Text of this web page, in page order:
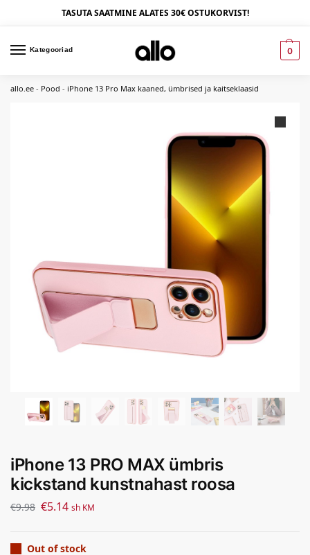
TASUTA SAATMINE ALATES 30€ OSTUKORVIST!
Kategooriad 0
allo.ee - Pood - iPhone 13 Pro Max kaaned, ümbrised ja kaitseklaasid
iPhone 13 PRO MAX ümbris
kickstand kunstnahast roosa
€9.98 €5.14 sh KM
Out of stock